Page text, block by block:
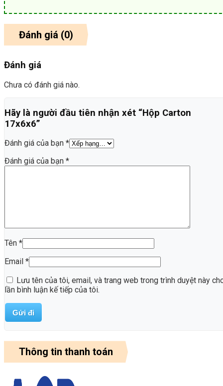
Đánh giá (0)
Đánh giá
Chưa có đánh giá nào.
Hãy là người đầu tiên nhận xét “Hộp Carton
17x6x6”
Đánh giá của bạn *
Đánh giá của bạn *
Tên *
Email *
Lưu tên của tôi, email, và trang web trong trình duyệt này
lần bình luận kế tiếp của tôi.
Thông tin thanh toán